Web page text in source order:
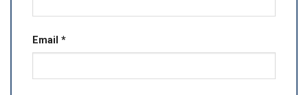
Email *